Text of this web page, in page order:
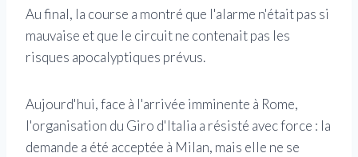
Au final, la course a montré que l'alarme n'était pas si
mauvaise et que le circuit ne contenait pas les
risques apocalyptiques prévus.
Aujourd'hui, face à l'arrivée imminente à Rome,
l'organisation du Giro d'Italia a résisté avec force : la
demande a été acceptée à Milan, mais elle ne se